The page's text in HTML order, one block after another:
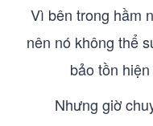
Vì bên trong hầm
nên nó không thể
bảo tồn
Nhưng giờ